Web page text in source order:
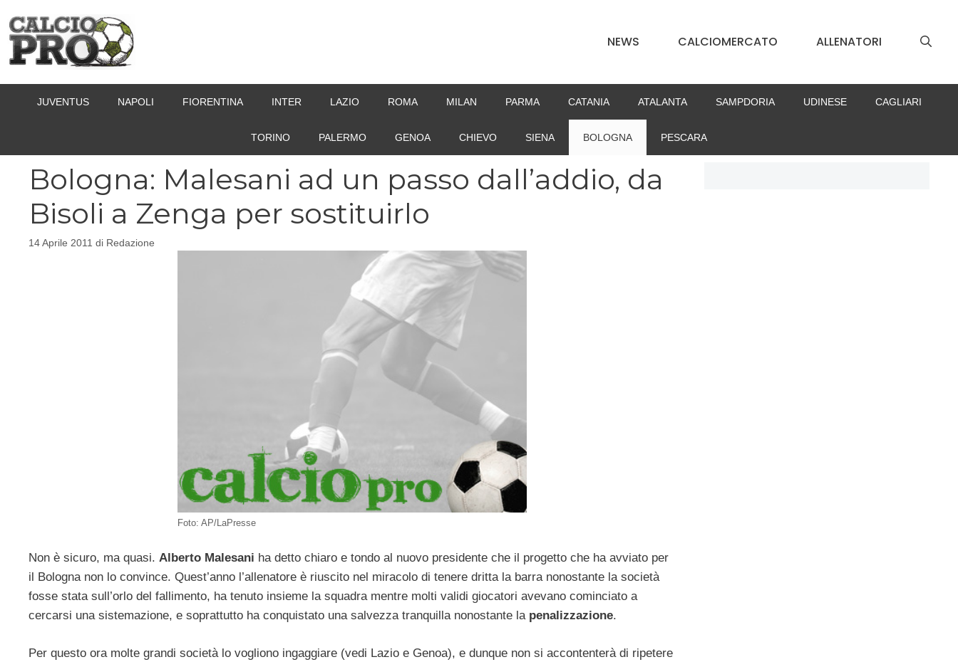
contenuto
NEWS CALCIOMERCATO ALLENATORI
JUVENTUS NAPOLI FIORENTINA INTER LAZIO ROMA MILAN PARMA CATANIA ATALANTA SAMPDORIA UDINESE CAGLIARI
TORINO PALERMO GENOA CHIEVO SIENA BOLOGNA PESCARA
Bologna: Malesani ad un passo dall’addio, da
Bisoli a Zenga per sostituirlo
14 Aprile 2011 di Redazione
Foto: AP/LaPresse
Non è sicuro, ma quasi. Alberto Malesani ha detto chiaro e tondo al nuovo presidente che il progetto che ha avviato per
il Bologna non lo convince. Quest’anno l’allenatore è riuscito nel miracolo di tenere dritta la barra nonostante la società
fosse stata sull’orlo del fallimento, ha tenuto insieme la squadra mentre molti validi giocatori avevano cominciato a
cercarsi una sistemazione, e soprattutto ha conquistato una salvezza tranquilla nonostante la penalizzazione.
Per questo ora molte grandi società lo vogliono ingaggiare (vedi Lazio e Genoa), e dunque non si accontenterà di ripetere